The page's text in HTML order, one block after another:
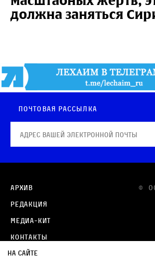
должна заняться
Почтовая рассылка
©
Архив
Редакция
Медиа-кит
Контакты
Политика в отношении обработки
На сайте